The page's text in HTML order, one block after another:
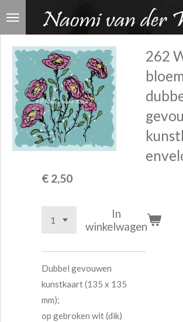
Ga
naar
hoofdinhoud
262
€ 2,50
In
winkelwagen
Dubbel gevouwen
kunstkaart (135 x 135
mm);
op gebroken wit (dik)